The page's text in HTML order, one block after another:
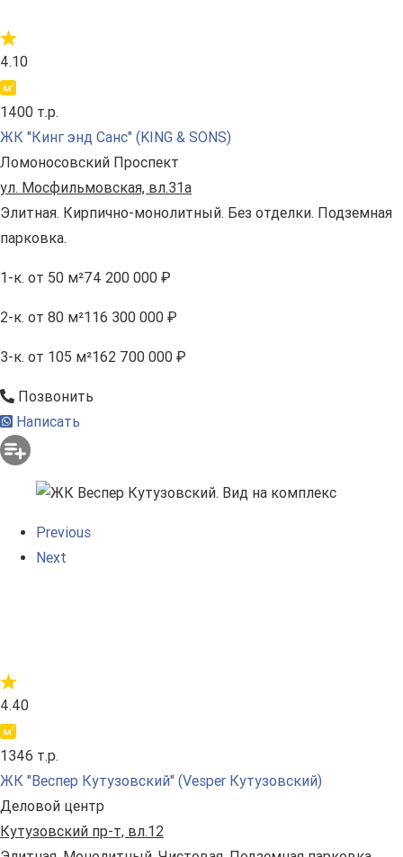
4.10
1400 т.р.
ЖК "Кинг энд Санс" (KING & SONS)
Ломоносовский Проспект
ул. Мосфильмовская, вл.31а
Элитная. Кирпично-монолитный. Без отделки. Подземная
парковка.
1-к. от 50 м²74 200 000 ₽
2-к. от 80 м²116 300 000 ₽
3-к. от 105 м²162 700 000 ₽
Позвонить
Написать
Previous
Next
4.40
1346 т.р.
ЖК "Веспер Кутузовский" (Vesper Кутузовский)
Деловой центр
Кутузовский пр-т, вл.12